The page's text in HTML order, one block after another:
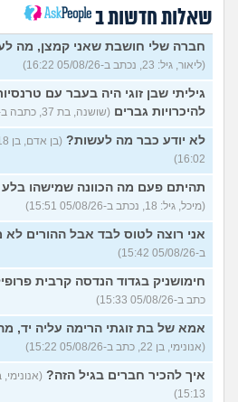
(לחם ושעשועים, בן 36)
כשרבתי עם בת הזוג שלי,
דחפתי אותה מתוך כעס. איך
להתמודד?
(אלכס, שם בדוי, בן
40)
איך להסביר לה שאני רוצה
להיפרד?
(עידן, בן 27)
בעיות ביני לבית הזוג, מה
לעשות?
לא משלמת בדייטים
(אלי, בן
29)
יוצאת איתו היום לדייט ראשון
בטיילת או מועדון?
(רואי, בן
26)
לוקח אותי לדייטים גרועים
האם להמשיך?
(נטע, בת 21)
עוד שאלות
שאלות חדשות ב
חברה שלי חושבת שאני קמצן, מה
(ליאור, גיל: 23, נכתב ב-05/08/26 16:22)
גיליתי שבן זוגי היה בעבר עם
להיכרויות גברים (שושנה, בת 37, כתבה ב-05/08/26 16:13)
לא יודע כבר מה לעשות?
16:02)
תהיתם פעם מה הכוונה שמישהו
(מיכל, גיל: 18, נכתב ב-05/08/26 15:51)
אני רוצה לטוס לבד אבל ההורים לא
ב-05/08/26 15:42)
חימושניק בגדוד הנדסה קרבית פרופיל
כתב ב-05/08/26 15:33)
אמא של בת זוגתי הרימה עליה יד,
(אנונימי, בן 22, כתב ב-05/08/26 15:22)
איך להכיר חברים בגיל הזה?
15:13)